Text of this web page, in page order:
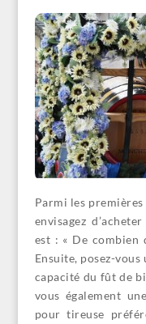
Parmi les
envisagez
est : « De combien
Ensuite, posez-
capacité du fût de
vous également
pour tireuse